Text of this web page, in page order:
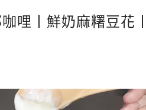
哩丨鮮奶麻糬豆花